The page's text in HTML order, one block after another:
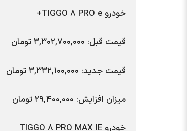
خودرو TIGGO ۸ PRO e+
قیمت قبل: ۳,۳۰۲,۷۰۰,۰۰۰ تومان
قیمت جدید: ۳,۳۳۲,۱۰۰,۰۰۰ تومان
میزان افزایش: ۲۹,۴۰۰,۰۰۰ تومان